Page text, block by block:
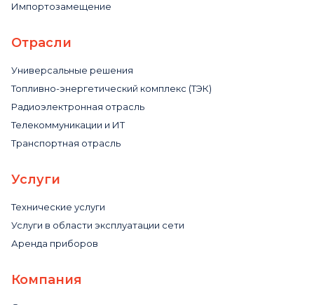
Импортозамещение
Отрасли
Универсальные решения
Топливно-энергетический комплекс (ТЭК)
Радиоэлектронная отрасль
Телекоммуникации и ИТ
Транспортная отрасль
Услуги
Технические услуги
Услуги в области эксплуатации сети
Аренда приборов
Компания